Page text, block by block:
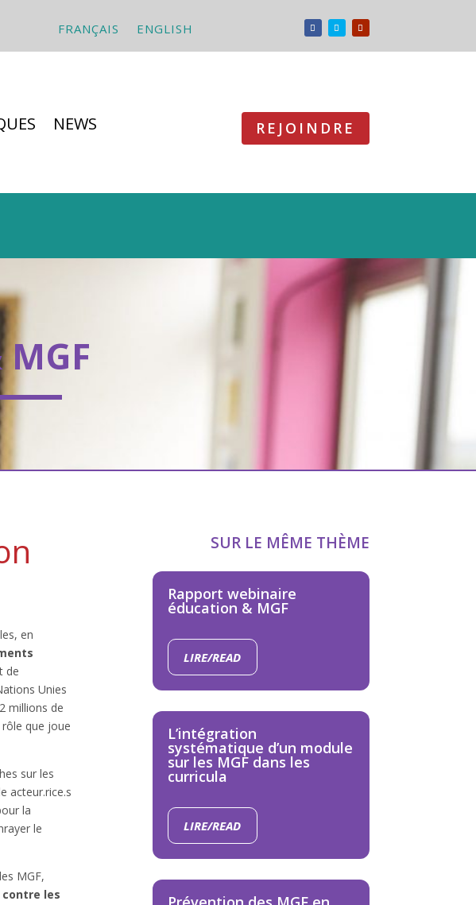
FRANÇAIS ENGLISH
NEWS
REJOINDRE
en
de
Unies
millions de
que joue
sur les
acteur.rice.s
la
le
MGF,
les
SUR LE MÊME THÈME
Rapport webinaire
éducation & MGF
LIRE/READ
L’intégration
systématique d’un module
sur les MGF dans les
curricula
LIRE/READ